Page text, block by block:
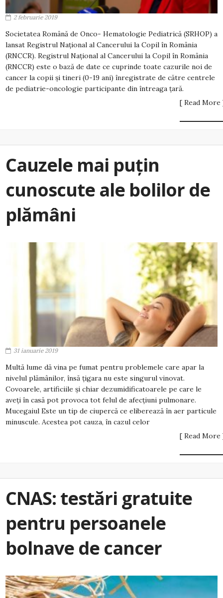
2 februarie 2019
Societatea Română de Onco- Hematologie Pediatrică (SRHOP) a
lansat Registrul Național al Cancerului la Copil în România
(RNCCR). Registrul Național al Cancerului la Copil în România
(RNCCR) este o bază de date ce cuprinde toate cazurile noi de
cancer la copii și tineri (0-19 ani) înregistrate de către centrele
de pediatrie-oncologie participante din întreaga țară.
[ Read More
Cauzele mai puțin
cunoscute ale bolilor de
plămâni
31 ianuarie 2019
Multă lume dă vina pe fumat pentru problemele care apar la
nivelul plămânilor, însă țigara nu este singurul vinovat.
Covoarele, artificiile și chiar dezumidificatoarele pe care le
aveți în casă pot provoca tot felul de afecțiuni pulmonare.
Mucegaiul Este un tip de ciupercă ce eliberează în aer particule
minuscule. Acestea pot cauza, în cazul celor
[ Read More
CNAS: testări gratuite
pentru persoanele
bolnave de cancer